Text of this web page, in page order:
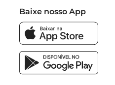
Baixe nosso App